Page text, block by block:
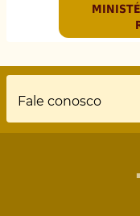
Rodapé
Fale conosco